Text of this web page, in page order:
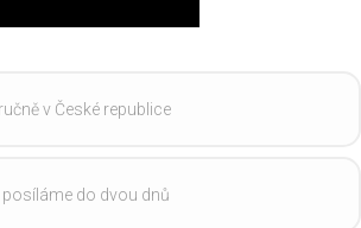
v České republice
do dvou dnů